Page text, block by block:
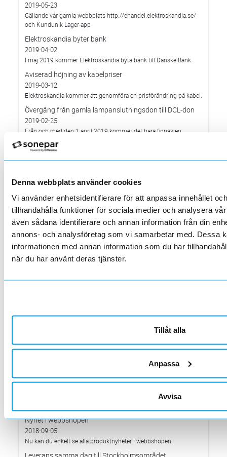
Denna webbplats använder cookies
Vi använder enhetsidentifierare för att anpassa innehållet
tillhandahålla funktioner för sociala medier och analysera
även sådana identifierare och annan information från din
annons- och analysföretag som vi samarbetar med. Dessa
informationen med annan information som du har
när du har använt deras tjänster.
Tillåt alla
Anpassa
Avvisa
2019-05-23
Gällande vår gamla webbplats http://ehandel.elektroskandia.se/
och Kundunik Lager-app
Elektroskandia byter bank
2019-04-02
I maj 2019 kommer Elektroskandia byta bank till Danske Bank.
Aviserad höjning av kabelpriser
2019-03-12
Elektroskandia kommer att genomföra en prisförändring på kabel.
Övergång från gamla lampanslutningsdon till DCL-don
2019-02-25
Från och med den 1 april 2019 kommer det bara finnas en
HellermannTyton kammade hem Årets Levererantör
2018!
I hård konkurrens med tre andra nominerade vann
Nyhet i webbshopen
2019-01-22
Förändrade priser 2019-01-09
Vi förändrar våra priser från den 9 januari
Brandvarnardagen 1 december
2018-10-24
Vår leverantör Fluke Corporation har valt att återkalla T110, T130
Välkommen till Elektroskandias monter på Elmässan
2018-09-27
Välkommen att besöka oss på Elmässan i Stockholm,
Nyhet i webbshopen
2018-09-05
Nu kan du enkelt se alla produktnyheter i webbshopen